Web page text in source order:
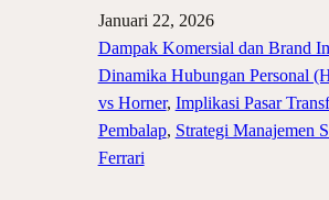
Januari 22, 2026
Dampak Komersial dan Brand
Dinamika Hubungan Personal
vs Horner, Implikasi Pasar
Pembalap, Strategi Manajemen
Ferrari